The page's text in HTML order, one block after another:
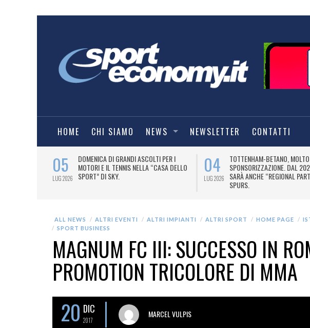
HOME CHI SIAMO NEWS NEWSLETTER CONTATTI
05
LUG 2026
DOMENICA DI GRANDI ASCOLTI PER I
MOTORI E IL TENNIS NELLA “CASA DELLO
SPORT” DI SKY.
04
LUG 2026
TOTTENHAM-BETANO,
SPONSORIZZAZIONE. DAL
SARÀ ANCHE “REGIONAL
SPURS.
ALL NEWS ALTRI EVENTI ALTRI IMPIANTI ALTRI SPORT HOME PAGE
SPORT BUSINESS
MAGNUM FC III: SUCCESSO IN
PROMOTION TRICOLORE DI MMA
20 DIC
2017
MARCEL VULPIS